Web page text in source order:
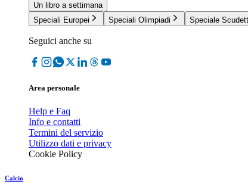
Un libro a settimana
Speciali Europei
Speciali Olimpiadi Speciale
Seguici anche su
Area personale
Help e Faq
Info e contatti
Termini del servizio
Utilizzo dati e privacy
Cookie Policy
Calcio